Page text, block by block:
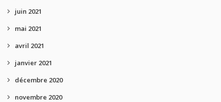
juin 2021
mai 2021
avril 2021
janvier 2021
décembre 2020
novembre 2020